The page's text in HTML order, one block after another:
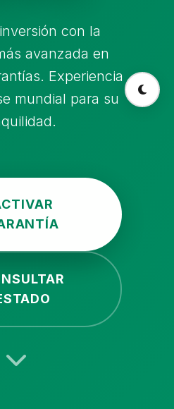
con la
avanzada en
Experiencia
mundial para su